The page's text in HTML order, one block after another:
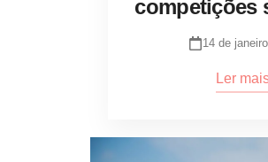
competições
14 de
Ler